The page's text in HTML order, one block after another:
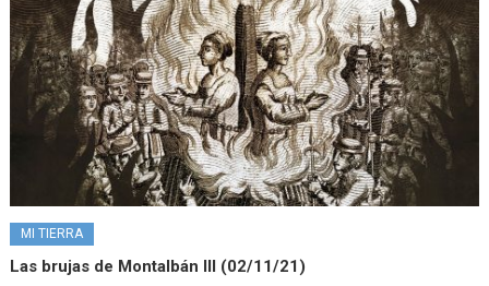
MI TIERRA
Las brujas de Montalbán III (02/11/21)